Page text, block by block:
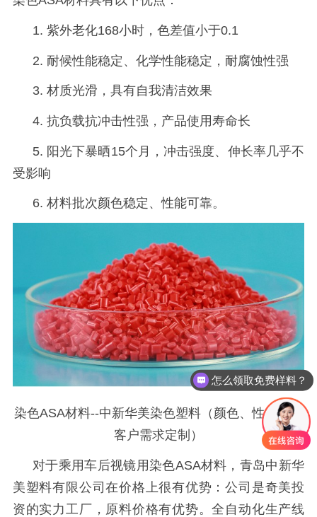
1. 紫外老化168小时，色差值小于0.1
2. 耐候性能稳定、化学性能稳定，耐腐蚀性强
3. 材质光滑，具有自我清洁效果
4. 抗负载抗冲击性强，产品使用寿命长
5. 阳光下暴晒15个月，冲击强度、伸长率几乎不
受影响
6. 材料批次颜色稳定、性能可靠。
染色ASA材料--中新华美染色塑料（颜色、性能可按
客户需求定制）
对于乘用车后视镜用染色ASA材料，青岛中新华
美塑料有限公司在价格上很有优势：公司是奇美投
资的实力工厂，原料价格有优势。全自动化生产线
怎么领取免费样料？